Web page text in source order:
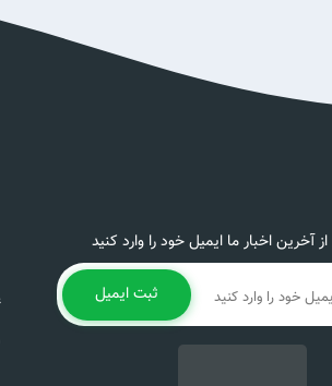
آخرین اخبار ما ایمیل خود را وارد کنید
ثبت ایمیل